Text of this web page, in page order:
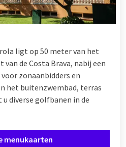
ligt op 50 meter van het
van de Costa Brava, nabij een
zonaanbidders en
het buitenzwembad, terras
u diverse golfbanen in de
menukaarten